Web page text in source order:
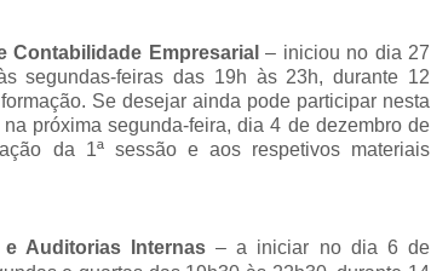
Contabilidade Empresarial – iniciou no dia 27
segundas-feiras das 19h às 23h, durante 12
Se desejar ainda pode participar nesta
próxima segunda-feira, dia 4 de dezembro de
da 1ª sessão e aos respetivos materiais
Auditorias Internas – a iniciar no dia 6 de